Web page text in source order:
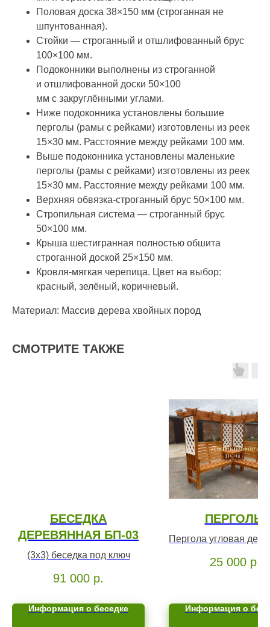
Половая доска 38×150 мм (строганная не
шпунтованная).
Стойки — строганный и отшлифованный брус
100×100 мм.
Подоконники выполнены из строганной
и отшлифованной доски 50×100
мм с закруглёнными углами.
Ниже подоконника установлены большие
перголы (рамы с рейками) изготовлены из реек
15×30 мм. Расстояние между рейками 100 мм.
Выше подоконника установлены маленькие
перголы (рамы с рейками) изготовлены из реек
15×30 мм. Расстояние между рейками 100 мм.
Верхняя обвязка-строганный брус 50×100 мм.
Стропильная система — строганный брус
50×100 мм.
Крыша шестигранная полностью обшита
строганной доской 25×150 мм.
Кровля-мягкая черепица. Цвет на выбор:
красный, зелёный, коричневый.
Материал: Массив дерева хвойных пород
СМOТРИТE ТAКЖE
БЕСЕДКА
ДЕРЕВЯННАЯ БП-03
(3х3) беседка под ключ
91 000 р.
Информация о беседке
ПЕРГОЛЫ
Пергола угловая
25 000 р.
Информация о